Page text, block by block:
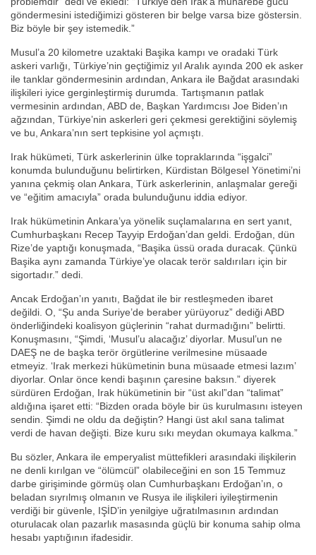
göndermesini istediğimizi gösteren bir belge varsa bize göstersin.
Biz böyle bir şey istemedik.”
Musul’a 20 kilometre uzaktaki Başika kampı ve oradaki Türk
askeri varlığı, Türkiye’nin geçtiğimiz yıl Aralık ayında 200 ek asker
ile tanklar göndermesinin ardından, Ankara ile Bağdat arasındaki
ilişkileri iyice gerginleştirmiş durumda. Tartışmanın patlak
vermesinin ardından, ABD de, Başkan Yardımcısı Joe Biden’ın
ağzından, Türkiye’nin askerleri geri çekmesi gerektiğini söylemiş
ve bu, Ankara’nın sert tepkisine yol açmıştı.
Irak hükümeti, Türk askerlerinin ülke topraklarında “işgalci”
konumda bulunduğunu belirtirken, Kürdistan Bölgesel Yönetimi’ni
yanına çekmiş olan Ankara, Türk askerlerinin, anlaşmalar gereği
ve “eğitim amacıyla” orada bulunduğunu iddia ediyor.
Irak hükümetinin Ankara’ya yönelik suçlamalarına en sert yanıt,
Cumhurbaşkanı Recep Tayyip Erdoğan’dan geldi. Erdoğan, dün
Rize’de yaptığı konuşmada, “Başika üssü orada duracak. Çünkü
Başika aynı zamanda Türkiye’ye olacak terör saldırıları için bir
sigortadır.” dedi.
Ancak Erdoğan’ın yanıtı, Bağdat ile bir restleşmeden ibaret
değildi. O, “Şu anda Suriye’de beraber yürüyoruz” dediği ABD
önderliğindeki koalisyon güçlerinin “rahat durmadığını” belirtti.
Konuşmasını, “Şimdi, ‘Musul’u alacağız’ diyorlar. Musul’un ne
DAEŞ ne de başka terör örgütlerine verilmesine müsaade
etmeyiz. ‘Irak merkezi hükümetinin buna müsaade etmesi lazım’
diyorlar. Onlar önce kendi başının çaresine baksın.” diyerek
sürdüren Erdoğan, Irak hükümetinin bir “üst akıl”dan “talimat”
aldığına işaret etti: “Bizden orada böyle bir üs kurulmasını isteyen
sendin. Şimdi ne oldu da değiştin? Hangi üst akıl sana talimat
verdi de havan değişti. Bize kuru sıkı meydan okumaya kalkma.”
Bu sözler, Ankara ile emperyalist müttefikleri arasındaki ilişkilerin
ne denli kırılgan ve “ölümcül” olabileceğini en son 15 Temmuz
darbe girişiminde görmüş olan Cumhurbaşkanı Erdoğan’ın, o
beladan sıyrılmış olmanın ve Rusya ile ilişkileri iyileştirmenin
verdiği bir güvenle, IŞİD’in yenilgiye uğratılmasının ardından
oturulacak olan pazarlık masasında güçlü bir konuma sahip olma
hesabı yaptığının ifadesidir.